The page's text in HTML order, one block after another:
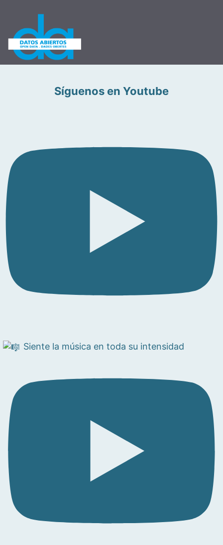
Síguenos en Youtube
Siente la música en toda su intensidad